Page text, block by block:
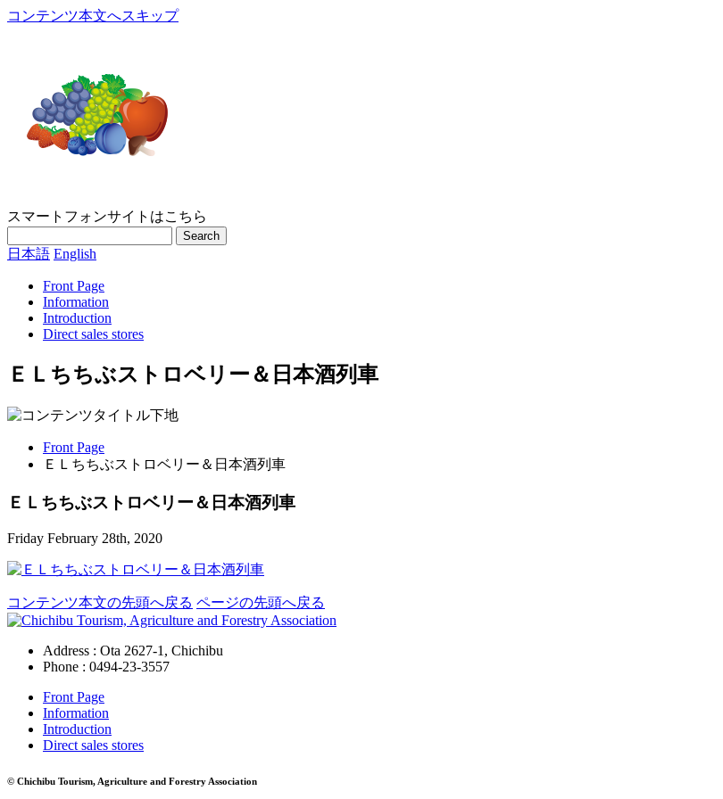
コンテンツ本文へスキップ
スマートフォンサイトはこちら
Search
日本語 English
Front Page
Information
Introduction
Direct sales stores
ＥＬちちぶストロベリー＆日本酒列車
Front Page
ＥＬちちぶストロベリー＆日本酒列車
ＥＬちちぶストロベリー＆日本酒列車
Friday February 28th, 2020
コンテンツ本文の先頭へ戻る ページの先頭へ戻る
Address : Ota 2627-1, Chichibu
Phone : 0494-23-3557
Front Page
Information
Introduction
Direct sales stores
© Chichibu Tourism, Agriculture and Forestry Association